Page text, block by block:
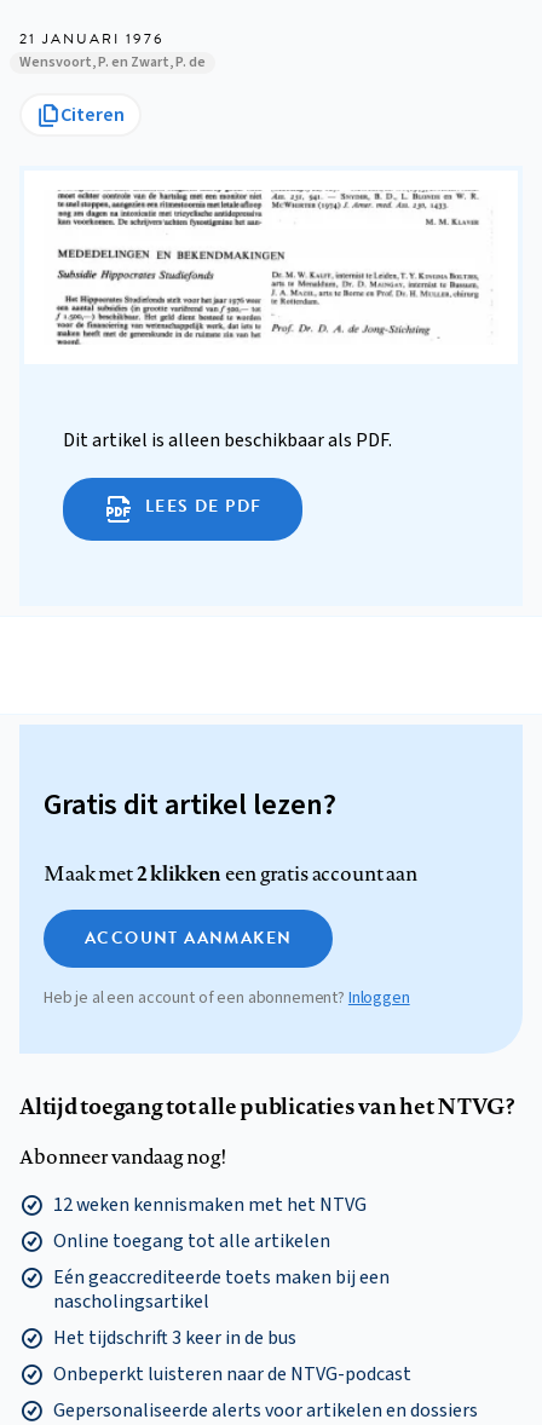
21 JANUARI 1976
Wensvoort, P. en Zwart, P. de
Citeren
Dit artikel is alleen beschikbaar als PDF.
LEES DE PDF
Gratis dit artikel lezen?
Maak met2 klikkeneen gratis account aan
ACCOUNT AANMAKEN
Heb je al een account of een abonnement? Inloggen
Altijd toegang tot alle publicaties van het NTVG?
Abonneer vandaag nog!
12 weken kennismaken met het NTVG
Online toegang tot alle artikelen
Eén geaccrediteerde toets maken bij een
nascholingsartikel
Het tijdschrift 3 keer in de bus
Onbeperkt luisteren naar de NTVG-podcast
Gepersonaliseerde alerts voor artikelen en dossiers